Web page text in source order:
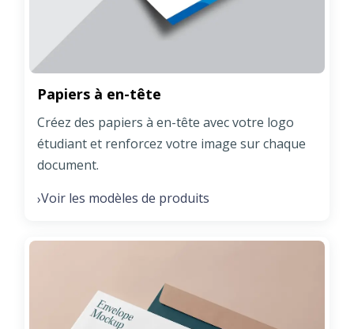
Papiers à en-tête
Créez des papiers à en-tête avec votre logo
étudiant et renforcez votre image sur chaque
document.
›Voir les modèles de produits